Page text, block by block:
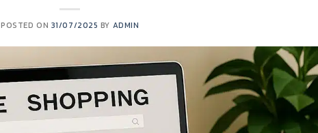
POSTED ON 31/07/2025 BY ADMIN